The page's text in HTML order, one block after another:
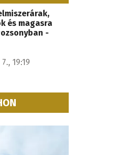
és magasra
-
19:19